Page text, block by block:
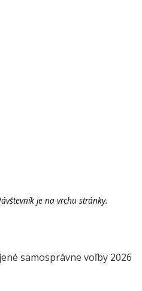
je na vrchu stránky.
samosprávne voľby 2026